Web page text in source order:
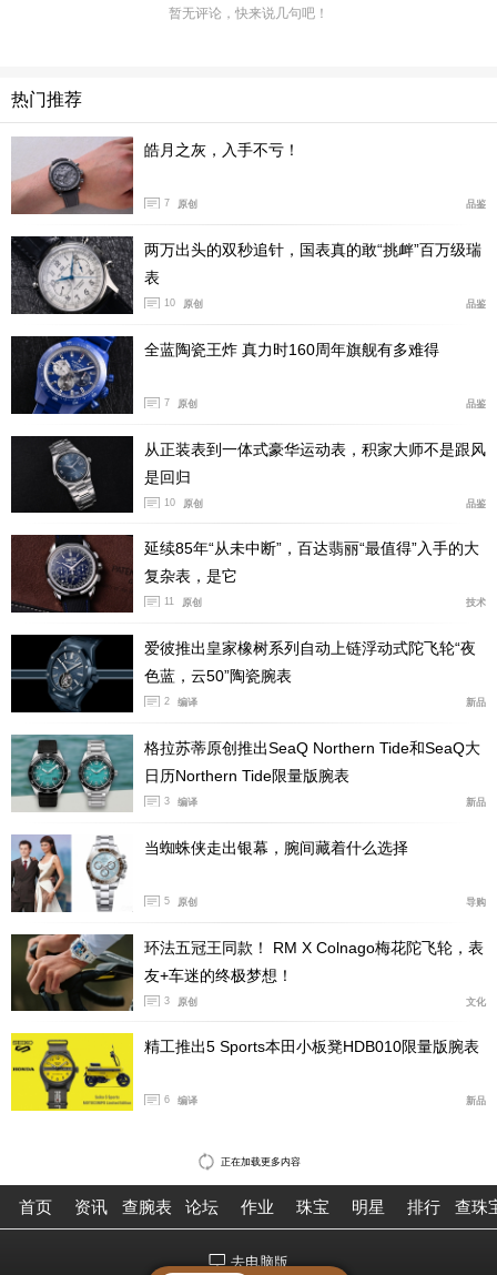
1755年9月17日，24岁的Jean-Marc Vacheron在日内瓦创
立制表工坊，并签下第一份学徒契约，江诗丹顿由此开
端。2025年，品牌迎来270周年，具有重要见证意义的历
史名作222腕表，拉开了纪念庆典的大幕。
标志江诗丹顿品牌诞生的学徒契约
01. 传奇又添新章
1977年，222腕表的诞生，恰是为了一次特殊年份纪念，
222周年，表款名称也是由此而来。江诗丹顿大胆启用了
当时还是年轻人的约格·海塞克来设计，海塞克后来成长
为钟表行业著名的设计师，为行业贡献了不少经典设计。
222表款可以说是海塞克的成名作，它采用了“酒桶形”表
壳，具有半圆齿孔设计、形似齿轮的旋入式表圈造型十分
独特，让人啧啧称奇，当年发售时表盒内还附赠了相同设
计的便签夹；大尺寸六边形中央链节的一体化表链也极具
辨识度。
暂无评论，快来说几句吧！
热门推荐
皓月之灰，入手不亏！
7 原创 品鉴
两万出头的双秒追针，国表真的敢“挑衅”百万级瑞
表
10 原创 品鉴
全蓝陶瓷王炸 真力时160周年旗舰有多难得
7 原创 品鉴
从正装表到一体式豪华运动表，积家大师不是跟风
是回归
10 原创 品鉴
延续85年“从未中断”，百达翡丽“最值得”入手的大
复杂表，是它
11 原创 技术
爱彼推出皇家橡树系列自动上链浮动式陀飞轮“夜
色蓝，云50”陶瓷腕表
2 编译 新品
格拉苏蒂原创推出SeaQ Northern Tide和SeaQ大
日历Northern Tide限量版腕表
3 编译 新品
当蜘蛛侠走出银幕，腕间藏着什么选择
5 原创 导购
环法五冠王同款！ RM X Colnago梅花陀飞轮，表
友+车迷的终极梦想！
3 原创 文化
精工推出5 Sports本田小板凳HDB010限量版腕表
6 编译 新品
正在加载更多内容
首页 资讯 查腕表 论坛 作业 珠宝 明星 排行 查珠
去电脑版